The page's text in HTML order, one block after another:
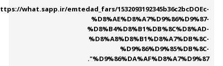
what.sapp.ir/emtedad_fars/1532093192345b36c2bcDOEc-
%D8%AE%D8%A7%D9%86%D9%87-
%D8%B4%D8%B1%DB%8C%D8%AD-
%D8%A8%D8%B1%D8%A7%DB%8C-
%D9%86%D9%85%DB%8C-
%D9%86%DA%AF%D8%A7%D9%87".